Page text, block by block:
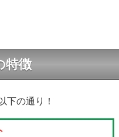
特徴
下の通り！